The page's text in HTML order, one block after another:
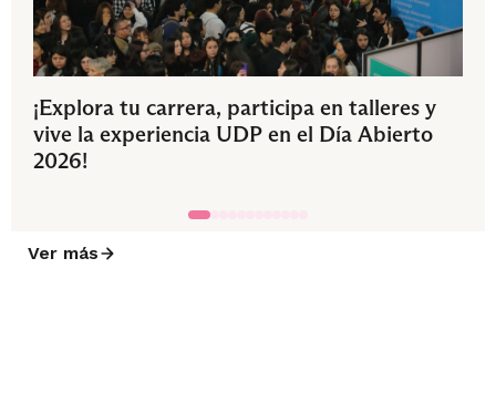
¡Explora tu carrera, participa en talleres y
vive la experiencia UDP en el Día Abierto
2026!
Ver más